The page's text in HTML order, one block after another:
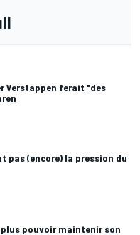
Verstappen ferait "des
pas (encore) la pression du
plus pouvoir maintenir son